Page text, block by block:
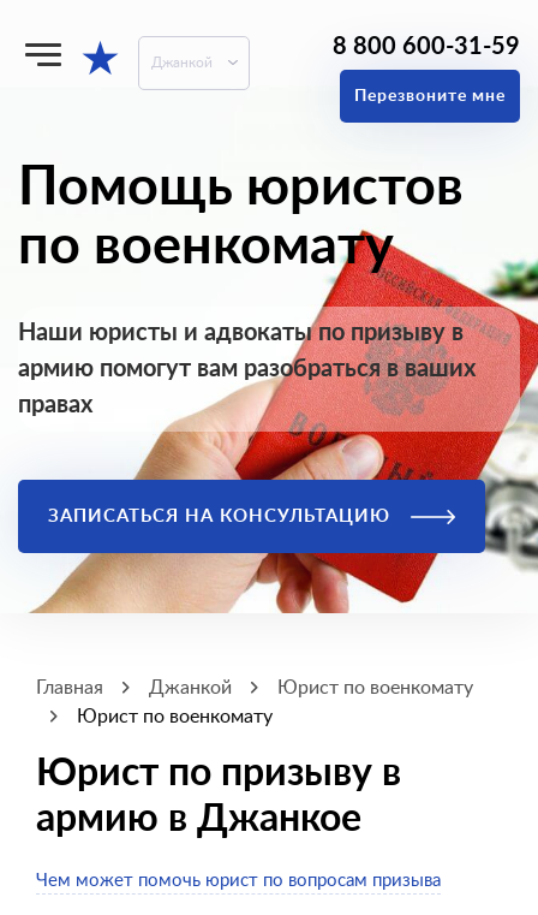
★ Джанкой
8 800 600-31-59
Перезвоните мне
Помощь юристов
по военкомату
Наши юристы и адвокаты по призыву в
армию помогут вам разобраться в ваших
правах
ЗАПИСАТЬСЯ НА КОНСУЛЬТАЦИЮ
Главная Джанкой
Юрист по военкомату
Юрист по военкомату
Юрист по призыву в
армию в Джанкое
Чем может помочь юрист по вопросам призыва